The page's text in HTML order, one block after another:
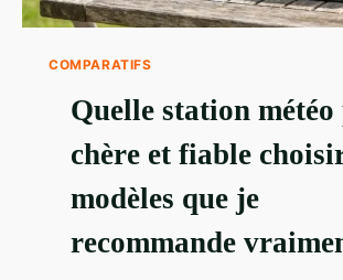
COMPARATIFS
Quelle station météo
chère et fiable
modèles que je
recommande